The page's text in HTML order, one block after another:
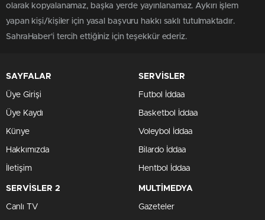
olarak kopyalanamaz, başka yerde yayınlanamaz. Aykırı işlem
yapan kişi/kişiler için yasal başvuru hakkı saklı tutulmaktadır.
SahraHaber'i tercih ettiğiniz için teşekkür ederiz.
SAYFALAR
Üye Girişi
Üye Kaydı
Künye
Hakkımızda
İletişim
SERVİSLER
Futbol İddaa
Basketbol İddaa
Voleybol İddaa
Bilardo İddaa
Hentbol İddaa
SERVİSLER 2
Canlı TV
MULTİMEDYA
Gazeteler